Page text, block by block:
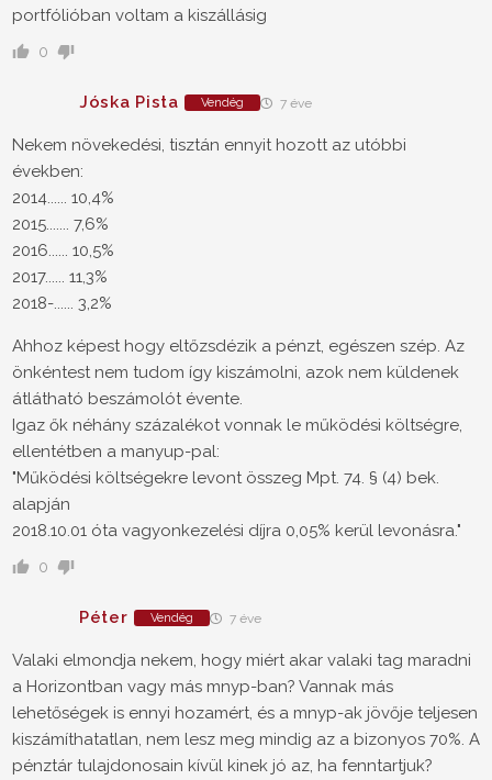
portfólióban voltam a kiszállásig
0
Jóska Pista Vendég 7 éve
Nekem növekedési, tisztán ennyit hozott az utóbbi
években:
2014...... 10,4%
2015....... 7,6%
2016...... 10,5%
2017...... 11,3%
2018-...... 3,2%
Ahhoz képest hogy eltőzsdézik a pénzt, egészen szép. Az
önkéntest nem tudom így kiszámolni, azok nem küldenek
átlátható beszámolót évente.
Igaz ők néhány százalékot vonnak le működési költségre,
ellentétben a manyup-pal:
"Működési költségekre levont összeg Mpt. 74. § (4) bek.
alapján
2018.10.01 óta vagyonkezelési díjra 0,05% kerül levonásra."
0
Péter Vendég 7 éve
Valaki elmondja nekem, hogy miért akar valaki tag maradni
a Horizontban vagy más mnyp-ban? Vannak más
lehetőségek is ennyi hozamért, és a mnyp-ak jövője teljesen
kiszámíthatatlan, nem lesz meg mindig az a bizonyos 70%. A
pénztár tulajdonosain kívül kinek jó az, ha fenntartjuk?